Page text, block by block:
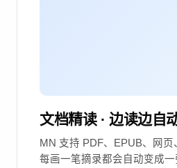
文档精读 · 边读边自
MN 支持 PDF、EPUB、网
每画一笔摘录都会自动变成一